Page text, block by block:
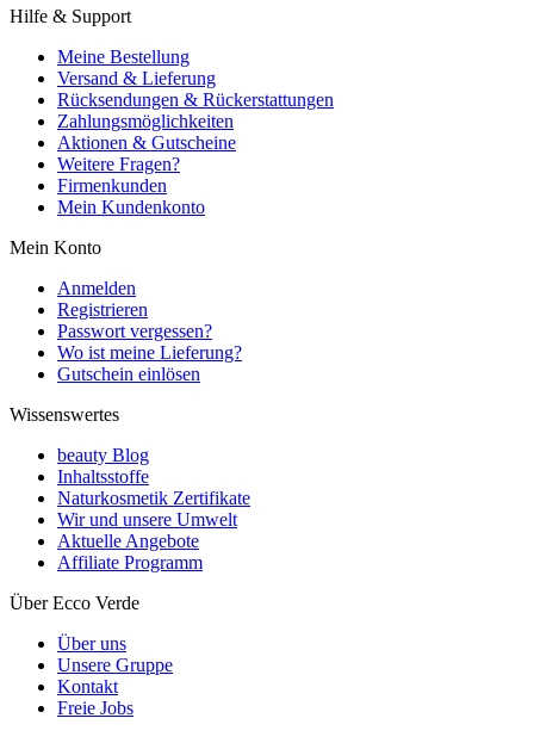
Hilfe & Support
Meine Bestellung
Versand & Lieferung
Rücksendungen & Rückerstattungen
Zahlungsmöglichkeiten
Aktionen & Gutscheine
Weitere Fragen?
Firmenkunden
Mein Kundenkonto
Mein Konto
Anmelden
Registrieren
Passwort vergessen?
Wo ist meine Lieferung?
Gutschein einlösen
Wissenswertes
beauty Blog
Inhaltsstoffe
Naturkosmetik Zertifikate
Wir und unsere Umwelt
Aktuelle Angebote
Affiliate Programm
Über Ecco Verde
Über uns
Unsere Gruppe
Kontakt
Freie Jobs